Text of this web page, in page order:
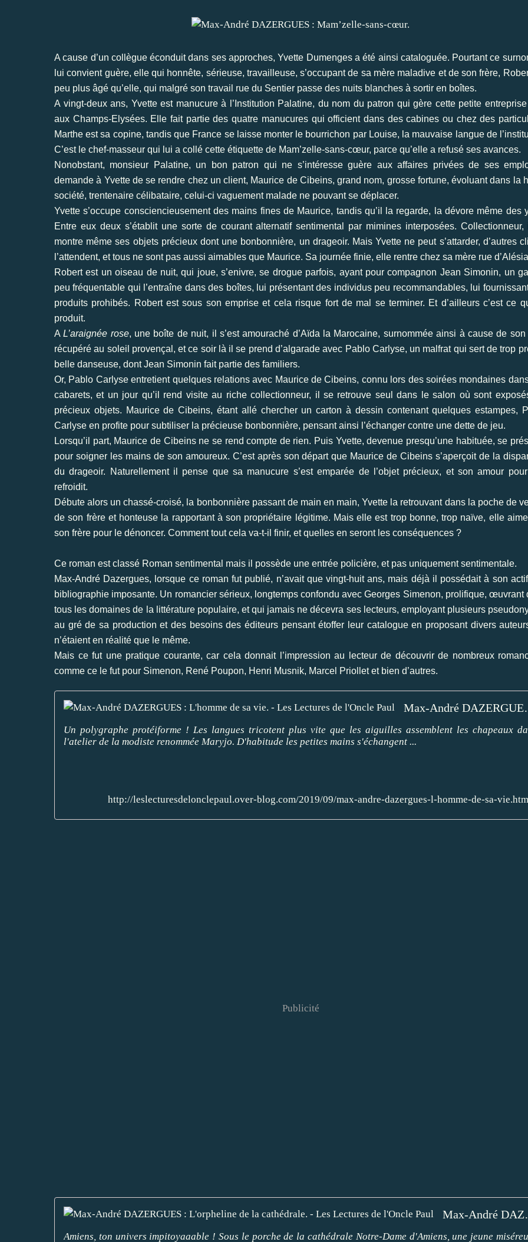
A cause d’un collègue éconduit dans ses approches, Yvette Dumenges a été ainsi cataloguée. Pourtant ce
lui convient guère, elle qui honnête, sérieuse, travailleuse, s’occupant de sa mère maladive et de son frère,
peu plus âgé qu’elle, qui malgré son travail rue du Sentier passe des nuits blanches à sortir en boîtes.
A vingt-deux ans, Yvette est manucure à l’Institution Palatine, du nom du patron qui gère cette petite
aux Champs-Elysées. Elle fait partie des quatre manucures qui officient dans des cabines ou chez des
Marthe est sa copine, tandis que France se laisse monter le bourrichon par Louise, la mauvaise langue de
C’est le chef-masseur qui lui a collé cette étiquette de Mam’zelle-sans-cœur, parce qu’elle a refusé ses avances.
Nonobstant, monsieur Palatine, un bon patron qui ne s’intéresse guère aux affaires privées de ses
demande à Yvette de se rendre chez un client, Maurice de Cibeins, grand nom, grosse fortune, évoluant dans la
société, trentenaire célibataire, celui-ci vaguement malade ne pouvant se déplacer.
Yvette s’occupe consciencieusement des mains fines de Maurice, tandis qu’il la regarde, la dévore même des
Entre eux deux s’établit une sorte de courant alternatif sentimental par mimines interposées.
montre même ses objets précieux dont une bonbonnière, un drageoir. Mais Yvette ne peut s’attarder, d’autres
l’attendent, et tous ne sont pas aussi aimables que Maurice. Sa journée finie, elle rentre chez sa mère rue
Robert est un oiseau de nuit, qui joue, s’enivre, se drogue parfois, ayant pour compagnon Jean Simonin, un
peu fréquentable qui l’entraîne dans des boîtes, lui présentant des individus peu recommandables, lui
produits prohibés. Robert est sous son emprise et cela risque fort de mal se terminer. Et d’ailleurs c’est ce
produit.
AL’araignée rose, une boîte de nuit, il s’est amouraché d’Aïda la Marocaine, surnommée ainsi à cause de
récupéré au soleil provençal, et ce soir là il se prend d’algarade avec Pablo Carlyse, un malfrat qui sert de trop
belle danseuse, dont Jean Simonin fait partie des familiers.
Or, Pablo Carlyse entretient quelques relations avec Maurice de Cibeins, connu lors des soirées mondaines
cabarets, et un jour qu’il rend visite au riche collectionneur, il se retrouve seul dans le salon où sont
précieux objets. Maurice de Cibeins, étant allé chercher un carton à dessin contenant quelques estampes,
Carlyse en profite pour subtiliser la précieuse bonbonnière, pensant ainsi l’échanger contre une dette de jeu.
Lorsqu’il part, Maurice de Cibeins ne se rend compte de rien. Puis Yvette, devenue presqu’une habituée, se
pour soigner les mains de son amoureux. C’est après son départ que Maurice de Cibeins s’aperçoit de la
du drageoir. Naturellement il pense que sa manucure s’est emparée de l’objet précieux, et son amour
refroidit.
Débute alors un chassé-croisé, la bonbonnière passant de main en main, Yvette la retrouvant dans la poche de
de son frère et honteuse la rapportant à son propriétaire légitime. Mais elle est trop bonne, trop naïve, elle
son frère pour le dénoncer. Comment tout cela va-t-il finir, et quelles en seront les conséquences ?
Ce roman est classé Roman sentimental mais il possède une entrée policière, et pas uniquement sentimentale.
Max-André Dazergues, lorsque ce roman fut publié, n’avait que vingt-huit ans, mais déjà il possédait à son
bibliographie imposante. Un romancier sérieux, longtemps confondu avec Georges Simenon, prolifique, œuvrant
tous les domaines de la littérature populaire, et qui jamais ne décevra ses lecteurs, employant plusieurs
au gré de sa production et des besoins des éditeurs pensant étoffer leur catalogue en proposant divers
n’étaient en réalité que le même.
Mais ce fut une pratique courante, car cela donnait l’impression au lecteur de découvrir de nombreux
comme ce le fut pour Simenon, René Poupon, Henri Musnik, Marcel Priollet et bien d’autres.
Max-André
Un polygraphe protéiforme ! Les langues tricotent plus vite que les aiguilles assemblent les chapeaux
l'atelier de la modiste renommée Maryjo. D'habitude les petites mains s'échangent ...
http://leslecturesdelonclepaul.over-blog.com/2019/09/max-andre-dazergues-l-homme-de-sa-
Publicité
Max-André
Amiens, ton univers impitoyaaable ! Sous le porche de la cathédrale Notre-Dame d'Amiens, une jeune